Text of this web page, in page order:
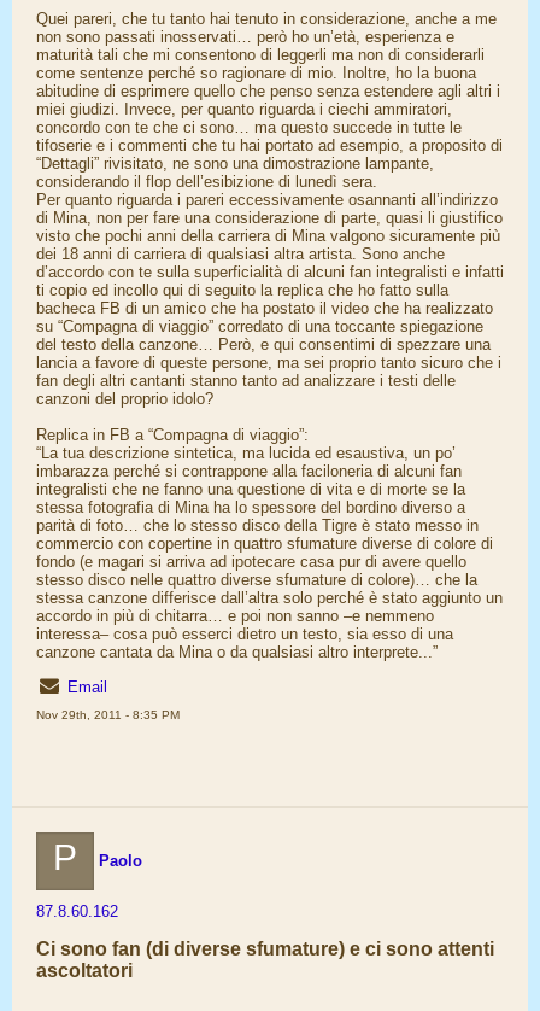
Quei pareri, che tu tanto hai tenuto in considerazione, anche a me
non sono passati inosservati… però ho un’età, esperienza e
maturità tali che mi consentono di leggerli ma non di considerarli
come sentenze perché so ragionare di mio. Inoltre, ho la buona
abitudine di esprimere quello che penso senza estendere agli altri i
miei giudizi. Invece, per quanto riguarda i ciechi ammiratori,
concordo con te che ci sono… ma questo succede in tutte le
tifoserie e i commenti che tu hai portato ad esempio, a proposito di
“Dettagli” rivisitato, ne sono una dimostrazione lampante,
considerando il flop dell’esibizione di lunedì sera.
Per quanto riguarda i pareri eccessivamente osannanti all’indirizzo
di Mina, non per fare una considerazione di parte, quasi li giustifico
visto che pochi anni della carriera di Mina valgono sicuramente più
dei 18 anni di carriera di qualsiasi altra artista. Sono anche
d’accordo con te sulla superficialità di alcuni fan integralisti e infatti
ti copio ed incollo qui di seguito la replica che ho fatto sulla
bacheca FB di un amico che ha postato il video che ha realizzato
su “Compagna di viaggio” corredato di una toccante spiegazione
del testo della canzone… Però, e qui consentimi di spezzare una
lancia a favore di queste persone, ma sei proprio tanto sicuro che i
fan degli altri cantanti stanno tanto ad analizzare i testi delle
canzoni del proprio idolo?
Replica in FB a “Compagna di viaggio”:
“La tua descrizione sintetica, ma lucida ed esaustiva, un po’
imbarazza perché si contrappone alla faciloneria di alcuni fan
integralisti che ne fanno una questione di vita e di morte se la
stessa fotografia di Mina ha lo spessore del bordino diverso a
parità di foto… che lo stesso disco della Tigre è stato messo in
commercio con copertine in quattro sfumature diverse di colore di
fondo (e magari si arriva ad ipotecare casa pur di avere quello
stesso disco nelle quattro diverse sfumature di colore)… che la
stessa canzone differisce dall’altra solo perché è stato aggiunto un
accordo in più di chitarra… e poi non sanno –e nemmeno
interessa– cosa può esserci dietro un testo, sia esso di una
canzone cantata da Mina o da qualsiasi altro interprete...”
Email
Nov 29th, 2011 - 8:35 PM
P Paolo
87.8.60.162
Ci sono fan (di diverse sfumature) e ci sono attenti
ascoltatori